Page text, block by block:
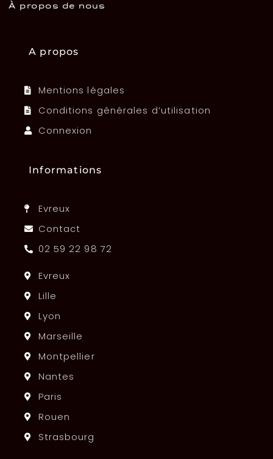
À propos de nous
A propos
Mentions légales
Conditions générales d’utilisation
Connexion
Informations
Evreux
Contact
02 59 22 98 72
Evreux
Lille
Lyon
Marseille
Montpellier
Nantes
Paris
Rouen
Strasbourg